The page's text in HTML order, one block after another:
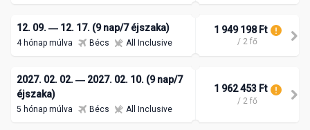
12. 09. ― 12. 17. (9 nap/7 éjszaka)
4 hónap múlva Bécs All Inclusive
1 949 198 Ft
/ 2 fő
2027. 02. 02. ― 2027. 02. 10. (9 nap/7
éjszaka)
5 hónap múlva Bécs All Inclusive
1 962 453 Ft
/ 2 fő